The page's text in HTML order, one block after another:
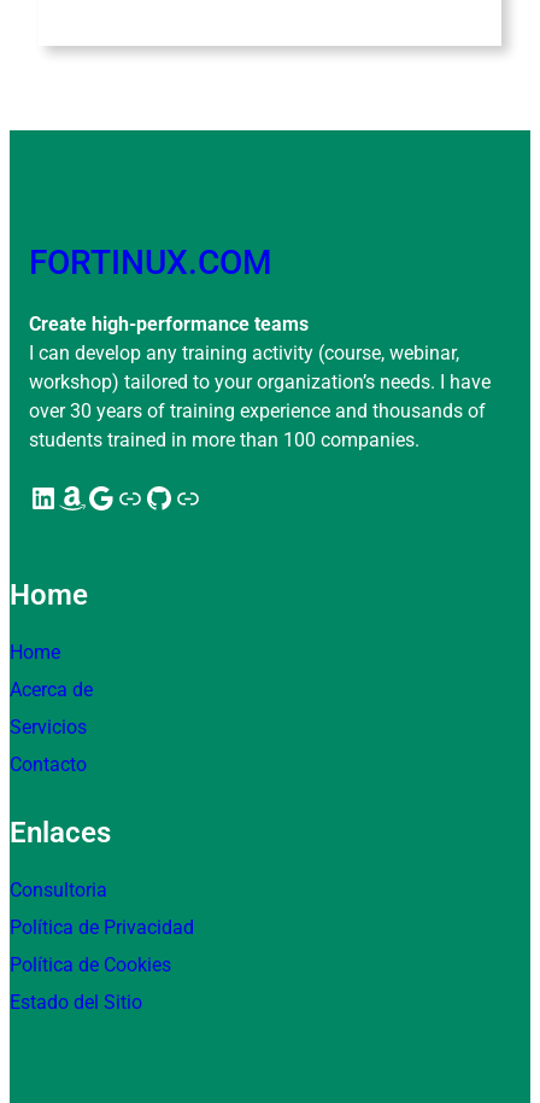
FORTINUX.COM
Create high-performance teams
I can develop any training activity (course, webinar,
workshop) tailored to your organization’s needs. I have
over 30 years of training experience and thousands of
students trained in more than 100 companies.
LinkedIn Amazon Google Enlace GitHub Enlace
Home
Home
Acerca de
Servicios
Contacto
Enlaces
Consultoria
Política de Privacidad
Política de Cookies
Estado del Sitio